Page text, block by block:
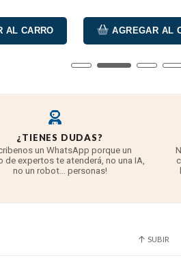
AL CARRO AGREGAR AL
¿TIENES DUDAS?
un WhatsApp porque un
de expertos te atenderá, no una IA,
no un robot... personas!
SUBIR